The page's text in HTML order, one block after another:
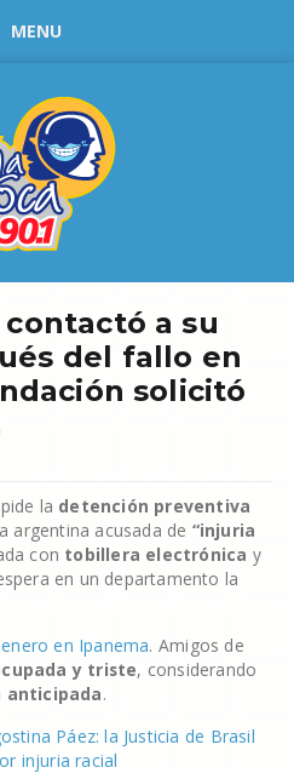
MENU
a su
del fallo en
solicitó
pide la detención preventiva
argentina acusada de “injuria
con tobillera electrónica y
en un departamento la
en Ipanema. Amigos de
y triste, considerando
anticipada.
Páez: la Justicia de Brasil
injuria racial